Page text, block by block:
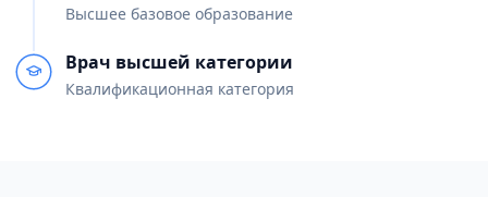
Высшее базовое образование
Врач высшей категории
Квалификационная категория